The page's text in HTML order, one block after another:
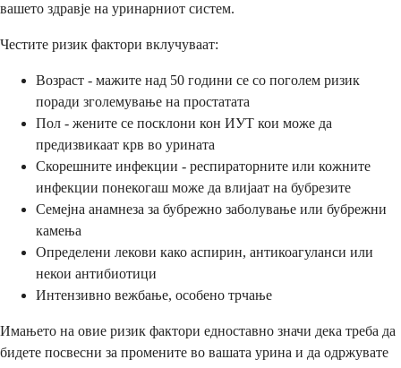
вашето здравје на уринарниот систем.
Честите ризик фактори вклучуваат:
Возраст - мажите над 50 години се со поголем ризик
поради зголемување на простатата
Пол - жените се посклони кон ИУТ кои може да
предизвикаат крв во урината
Скорешните инфекции - респираторните или кожните
инфекции понекогаш може да влијаат на бубрезите
Семејна анамнеза за бубрежно заболување или бубрежни
камења
Определени лекови како аспирин, антикоагуланси или
некои антибиотици
Интензивно вежбање, особено трчање
Имањето на овие ризик фактори едноставно значи дека треба да
бидете посвесни за промените во вашата урина и да одржувате